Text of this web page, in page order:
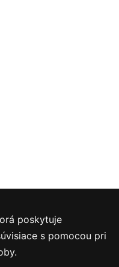
poskytuje
s pomocou pri